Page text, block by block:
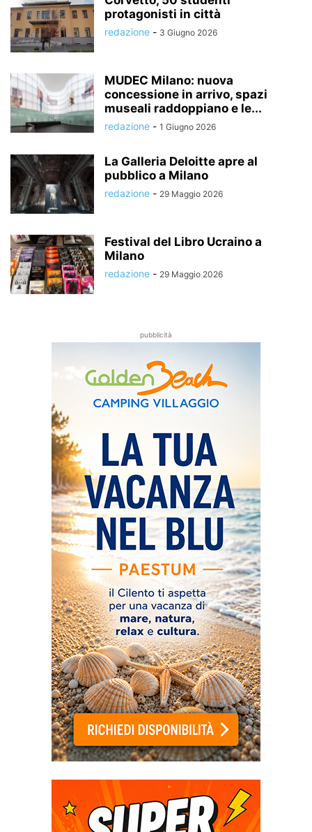
protagonisti in città
redazione - 3 Giugno 2026
MUDEC Milano: nuova
concessione in arrivo, spazi
museali raddoppiano e le...
redazione - 1 Giugno 2026
La Galleria Deloitte apre al
pubblico a Milano
redazione - 29 Maggio 2026
Festival del Libro Ucraino a
Milano
redazione - 29 Maggio 2026
pubblicità